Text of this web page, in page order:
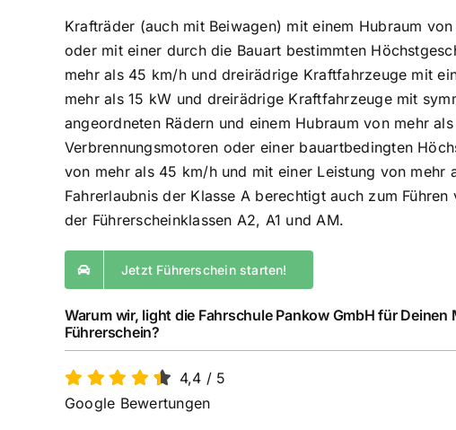
Krafträder (auch mit Beiwagen) mit einem Hubraum
oder mit einer durch die Bauart bestimmten
mehr als 45 km/h und dreirädrige Kraftfahrzeuge mit
mehr als 15 kW und dreirädrige Kraftfahrzeuge mit
angeordneten Rädern und einem Hubraum von mehr
Verbrennungsmotoren oder einer bauartbedingten
von mehr als 45 km/h und mit einer Leistung von mehr
Fahrerlaubnis der Klasse A berechtigt auch zum Führen
der Führerscheinklassen A2, A1 und AM.
Jetzt Führerschein starten!
Warum wir, light die Fahrschule Pankow GmbH für Deinen
Führerschein?
4,4 / 5
Google Bewertungen